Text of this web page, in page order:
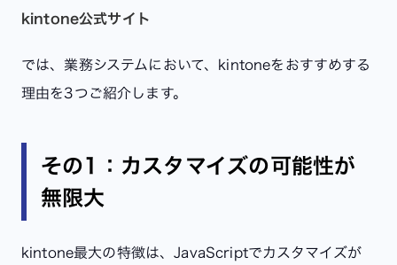
kintone公式サイト
では、業務システムにおいて、kintoneをおすすめする
理由を3つご紹介します。
その1：カスタマイズの可能性が
無限大
kintone最大の特徴は、JavaScriptでカスタマイズが